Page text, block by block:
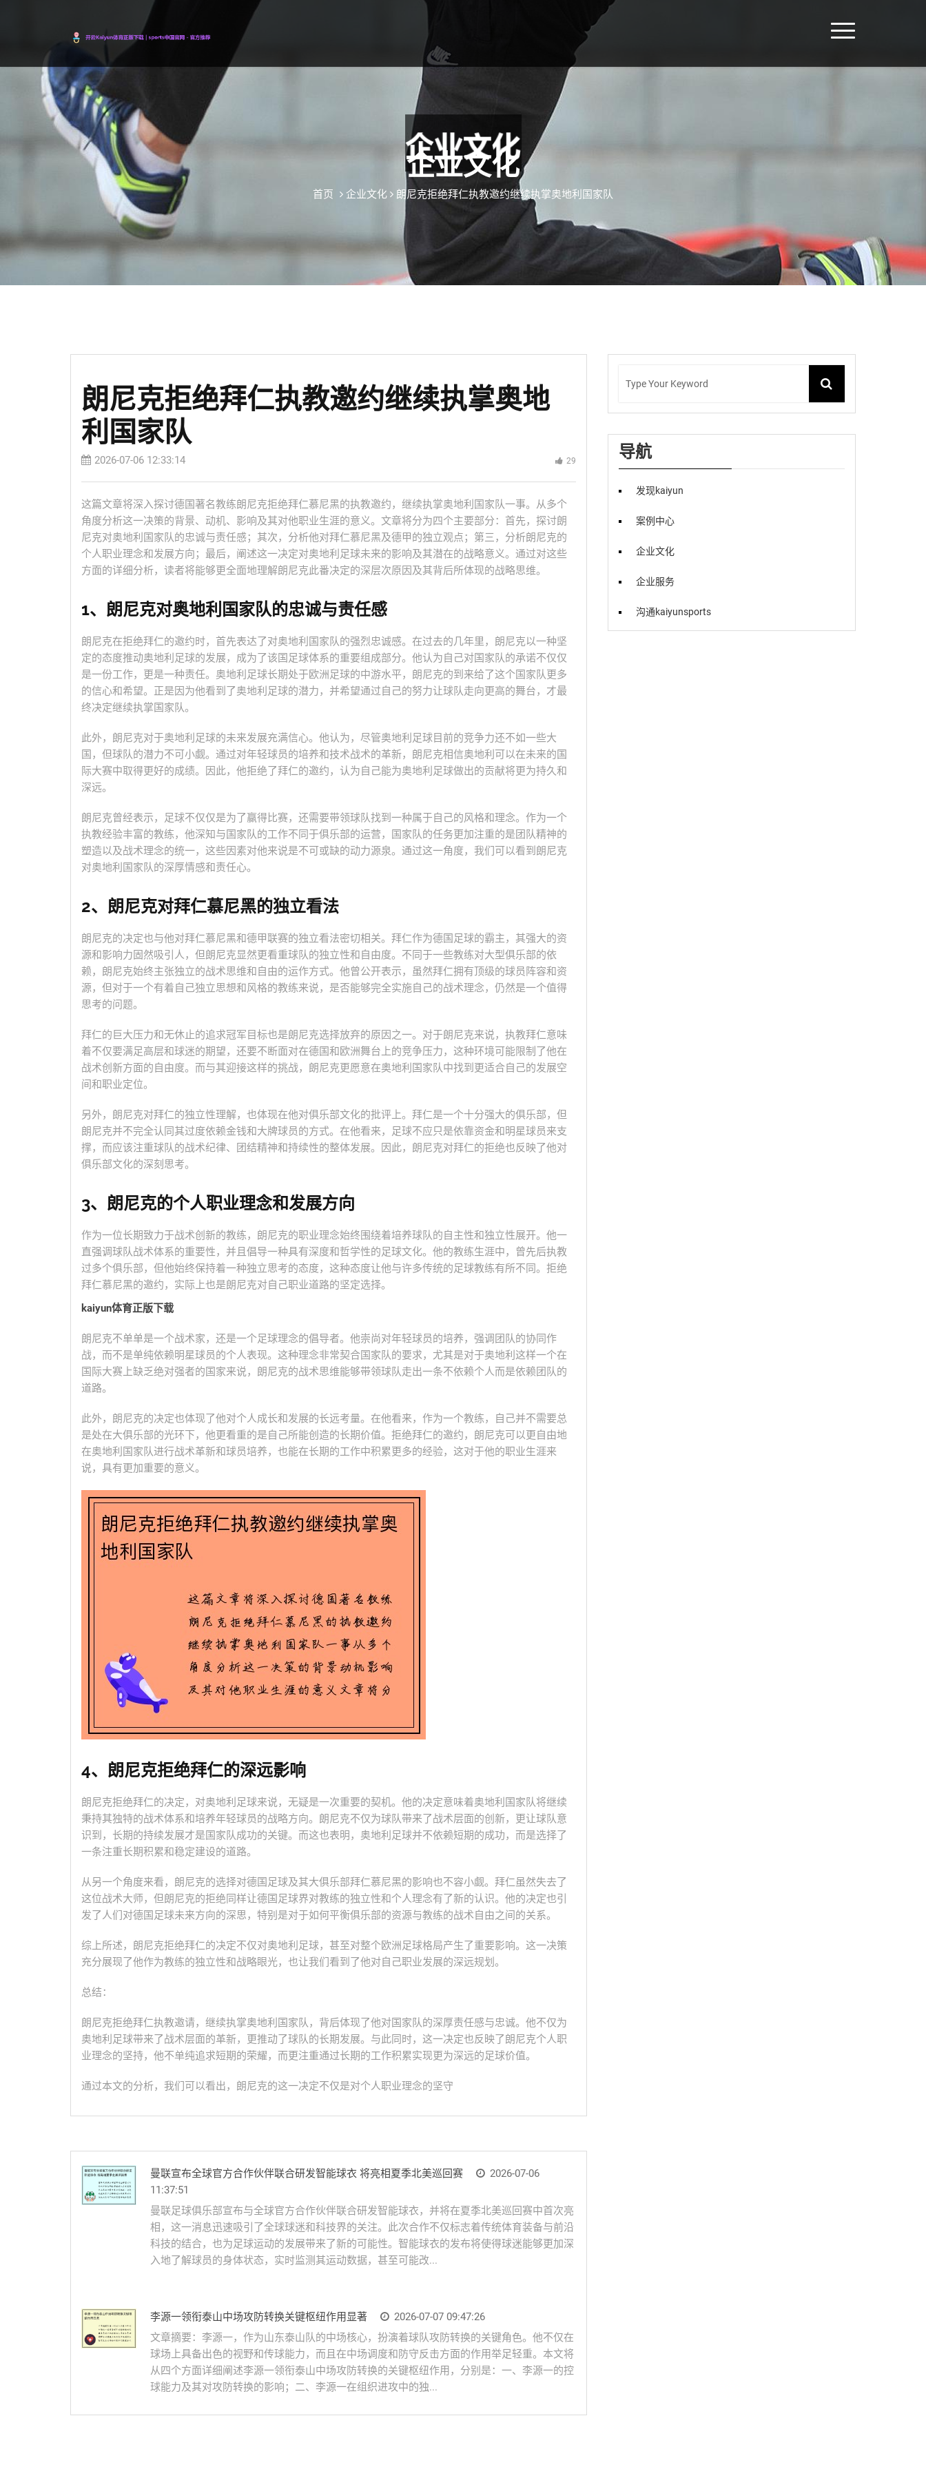
企业文化
首页 企业文化 朗尼克拒绝拜仁执教邀约继续执掌奥地利国家队
朗尼克拒绝拜仁执教邀约继续执掌奥地
利国家队
2026-07-06 12:33:14 29
这篇文章将深入探讨德国著名教练朗尼克拒绝拜仁慕尼黑的执教邀约，继续执掌奥地利国家队一事。从多个
角度分析这一决策的背景、动机、影响及其对他职业生涯的意义。文章将分为四个主要部分：首先，探讨朗
尼克对奥地利国家队的忠诚与责任感；其次，分析他对拜仁慕尼黑及德甲的独立观点；第三，分析朗尼克的
个人职业理念和发展方向；最后，阐述这一决定对奥地利足球未来的影响及其潜在的战略意义。通过对这些
方面的详细分析，读者将能够更全面地理解朗尼克此番决定的深层次原因及其背后所体现的战略思维。
1、朗尼克对奥地利国家队的忠诚与责任感
朗尼克在拒绝拜仁的邀约时，首先表达了对奥地利国家队的强烈忠诚感。在过去的几年里，朗尼克以一种坚
定的态度推动奥地利足球的发展，成为了该国足球体系的重要组成部分。他认为自己对国家队的承诺不仅仅
是一份工作，更是一种责任。奥地利足球长期处于欧洲足球的中游水平，朗尼克的到来给了这个国家队更多
的信心和希望。正是因为他看到了奥地利足球的潜力，并希望通过自己的努力让球队走向更高的舞台，才最
终决定继续执掌国家队。
此外，朗尼克对于奥地利足球的未来发展充满信心。他认为，尽管奥地利足球目前的竞争力还不如一些大
国，但球队的潜力不可小觑。通过对年轻球员的培养和技术战术的革新，朗尼克相信奥地利可以在未来的国
际大赛中取得更好的成绩。因此，他拒绝了拜仁的邀约，认为自己能为奥地利足球做出的贡献将更为持久和
深远。
朗尼克曾经表示，足球不仅仅是为了赢得比赛，还需要带领球队找到一种属于自己的风格和理念。作为一个
执教经验丰富的教练，他深知与国家队的工作不同于俱乐部的运营，国家队的任务更加注重的是团队精神的
塑造以及战术理念的统一，这些因素对他来说是不可或缺的动力源泉。通过这一角度，我们可以看到朗尼克
对奥地利国家队的深厚情感和责任心。
2、朗尼克对拜仁慕尼黑的独立看法
朗尼克的决定也与他对拜仁慕尼黑和德甲联赛的独立看法密切相关。拜仁作为德国足球的霸主，其强大的资
源和影响力固然吸引人，但朗尼克显然更看重球队的独立性和自由度。不同于一些教练对大型俱乐部的依
赖，朗尼克始终主张独立的战术思维和自由的运作方式。他曾公开表示，虽然拜仁拥有顶级的球员阵容和资
源，但对于一个有着自己独立思想和风格的教练来说，是否能够完全实施自己的战术理念，仍然是一个值得
思考的问题。
拜仁的巨大压力和无休止的追求冠军目标也是朗尼克选择放弃的原因之一。对于朗尼克来说，执教拜仁意味
着不仅要满足高层和球迷的期望，还要不断面对在德国和欧洲舞台上的竞争压力，这种环境可能限制了他在
战术创新方面的自由度。而与其迎接这样的挑战，朗尼克更愿意在奥地利国家队中找到更适合自己的发展空
间和职业定位。
另外，朗尼克对拜仁的独立性理解，也体现在他对俱乐部文化的批评上。拜仁是一个十分强大的俱乐部，但
朗尼克并不完全认同其过度依赖金钱和大牌球员的方式。在他看来，足球不应只是依靠资金和明星球员来支
撑，而应该注重球队的战术纪律、团结精神和持续性的整体发展。因此，朗尼克对拜仁的拒绝也反映了他对
俱乐部文化的深刻思考。
3、朗尼克的个人职业理念和发展方向
作为一位长期致力于战术创新的教练，朗尼克的职业理念始终围绕着培养球队的自主性和独立性展开。他一
直强调球队战术体系的重要性，并且倡导一种具有深度和哲学性的足球文化。他的教练生涯中，曾先后执教
过多个俱乐部，但他始终保持着一种独立思考的态度，这种态度让他与许多传统的足球教练有所不同。拒绝
拜仁慕尼黑的邀约，实际上也是朗尼克对自己职业道路的坚定选择。
kaiyun体育正版下载
朗尼克不单单是一个战术家，还是一个足球理念的倡导者。他崇尚对年轻球员的培养，强调团队的协同作
战，而不是单纯依赖明星球员的个人表现。这种理念非常契合国家队的要求，尤其是对于奥地利这样一个在
国际大赛上缺乏绝对强者的国家来说，朗尼克的战术思维能够带领球队走出一条不依赖个人而是依赖团队的
道路。
此外，朗尼克的决定也体现了他对个人成长和发展的长远考量。在他看来，作为一个教练，自己并不需要总
是处在大俱乐部的光环下，他更看重的是自己所能创造的长期价值。拒绝拜仁的邀约，朗尼克可以更自由地
在奥地利国家队进行战术革新和球员培养，也能在长期的工作中积累更多的经验，这对于他的职业生涯来
说，具有更加重要的意义。
4、朗尼克拒绝拜仁的深远影响
朗尼克拒绝拜仁的决定，对奥地利足球来说，无疑是一次重要的契机。他的决定意味着奥地利国家队将继续
秉持其独特的战术体系和培养年轻球员的战略方向。朗尼克不仅为球队带来了战术层面的创新，更让球队意
识到，长期的持续发展才是国家队成功的关键。而这也表明，奥地利足球并不依赖短期的成功，而是选择了
一条注重长期积累和稳定建设的道路。
从另一个角度来看，朗尼克的选择对德国足球及其大俱乐部拜仁慕尼黑的影响也不容小觑。拜仁虽然失去了
这位战术大师，但朗尼克的拒绝同样让德国足球界对教练的独立性和个人理念有了新的认识。他的决定也引
发了人们对德国足球未来方向的深思，特别是对于如何平衡俱乐部的资源与教练的战术自由之间的关系。
综上所述，朗尼克拒绝拜仁的决定不仅对奥地利足球，甚至对整个欧洲足球格局产生了重要影响。这一决策
充分展现了他作为教练的独立性和战略眼光，也让我们看到了他对自己职业发展的深远规划。
总结：
朗尼克拒绝拜仁执教邀请，继续执掌奥地利国家队，背后体现了他对国家队的深厚责任感与忠诚。他不仅为
奥地利足球带来了战术层面的革新，更推动了球队的长期发展。与此同时，这一决定也反映了朗尼克个人职
业理念的坚持，他不单纯追求短期的荣耀，而更注重通过长期的工作积累实现更为深远的足球价值。
通过本文的分析，我们可以看出，朗尼克的这一决定不仅是对个人职业理念的坚守
曼联宣布全球官方合作伙伴联合研发智能球衣 将亮相夏季北美巡回赛
2026-07-06
11:37:51
曼联足球俱乐部宣布与全球官方合作伙伴联合研发智能球衣，并将在夏季北美巡回赛中首次亮
相，这一消息迅速吸引了全球球迷和科技界的关注。此次合作不仅标志着传统体育装备与前沿
科技的结合，也为足球运动的发展带来了新的可能性。智能球衣的发布将使得球迷能够更加深
入地了解球员的身体状态，实时监测其运动数据，甚至可能改...
李源一领衔泰山中场攻防转换关键枢纽作用显著
2026-07-07 09:47:26
文章摘要：李源一，作为山东泰山队的中场核心，扮演着球队攻防转换的关键角色。他不仅在
球场上具备出色的视野和传球能力，而且在中场调度和防守反击方面的作用举足轻重。本文将
从四个方面详细阐述李源一领衔泰山中场攻防转换的关键枢纽作用，分别是：一、李源一的控
球能力及其对攻防转换的影响；二、李源一在组织进攻中的独...
导航
发现kaiyun
案例中心
企业文化
企业服务
沟通kaiyunsports